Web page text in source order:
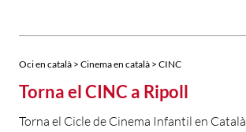
Oci en català > Cinema en català > CINC
Torna el CINC a Ripoll
Torna el Cicle de Cinema Infantil en